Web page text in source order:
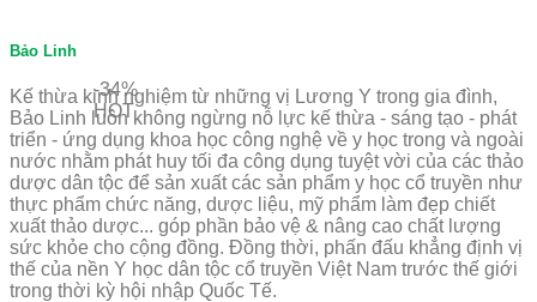
-34%
HOT
Bảo Linh
Kế thừa kinh nghiệm từ những vị Lương Y trong gia đình,
Bảo Linh luôn không ngừng nỗ lực kế thừa - sáng tạo - phát
triển - ứng dụng khoa học công nghệ về y học trong và ngoài
nước nhằm phát huy tối đa công dụng tuyệt vời của các thảo
dược dân tộc để sản xuất các sản phẩm y học cổ truyền như
thực phẩm chức năng, dược liệu, mỹ phẩm làm đẹp chiết
xuất thảo dược... góp phần bảo vệ & nâng cao chất lượng
sức khỏe cho cộng đồng. Đồng thời, phấn đấu khẳng định vị
thế của nền Y học dân tộc cổ truyền Việt Nam trước thế giới
trong thời kỳ hội nhập Quốc Tế.